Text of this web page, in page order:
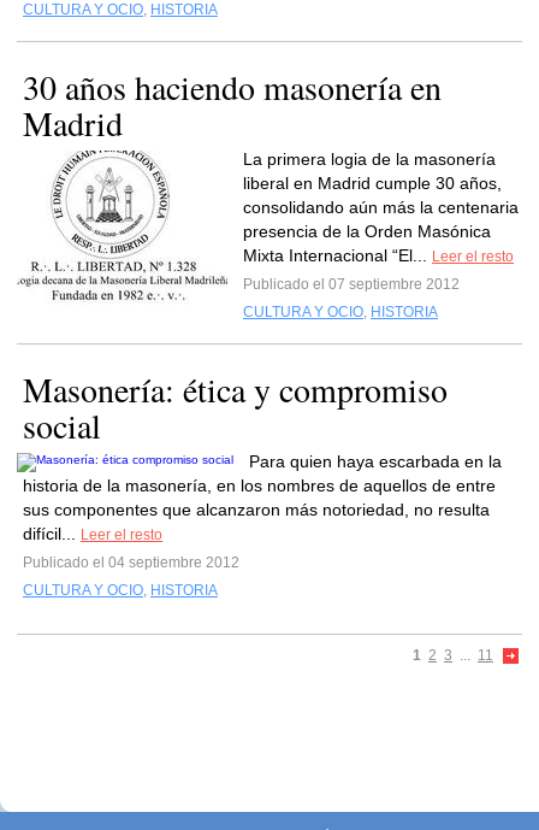
CULTURA Y OCIO, HISTORIA
30 años haciendo masonería en
Madrid
La primera logia de la masonería
liberal en Madrid cumple 30 años,
consolidando aún más la centenaria
presencia de la Orden Masónica
Mixta Internacional “El...
Leer el resto
Publicado el 07 septiembre 2012
CULTURA Y OCIO, HISTORIA
Masonería: ética y compromiso
social
Para quien haya escarbada en la
historia de la masonería, en los nombres de aquellos de entre
sus componentes que alcanzaron más notoriedad, no resulta
difícil...
Leer el resto
Publicado el 04 septiembre 2012
CULTURA Y OCIO, HISTORIA
1 2 3 ... 11